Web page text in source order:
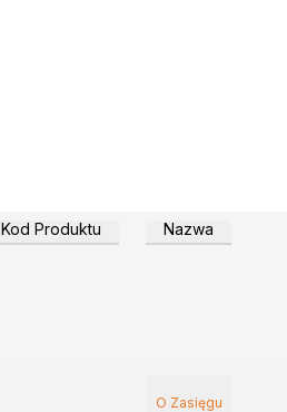
Kod Produktu Nazwa
O Zasięgu